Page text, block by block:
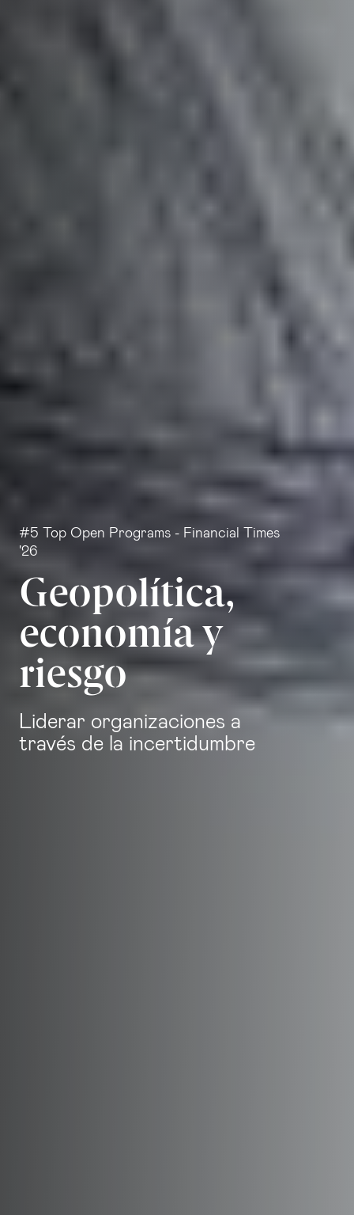
#5 Top Open Programs - Financial Times
'26
Geopolítica,
economía y
riesgo
Liderar organizaciones a
través de la incertidumbre